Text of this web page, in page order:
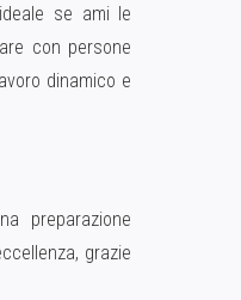
se ami le
con persone
dinamico e
preparazione
grazie